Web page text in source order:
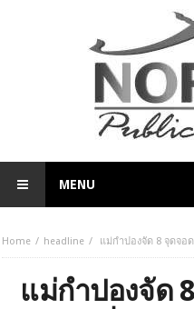
MENU
Home headline แม่กำปองจัด 8 จุดจอ
แม่กำปองจัด